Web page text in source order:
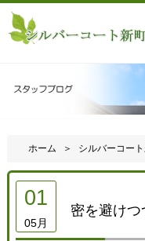
ホーム シルバーコー
01
05月
密を避け